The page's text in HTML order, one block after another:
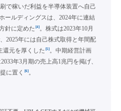
で稼いだ利益を半導体装置へ自己
ールディングスは、2024年に連結
針に定めた [4]。株式は2023年10月
2025年には自己株式取得と年間配
還元を厚くした [5]。中期経営計画
2033年3月期の売上高1兆円を掲げ、
に置く [6]。